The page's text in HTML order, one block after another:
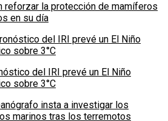
reforzar la protección de mamíferos
en su día
del IRI prevé un El Niño
sobre 3°C